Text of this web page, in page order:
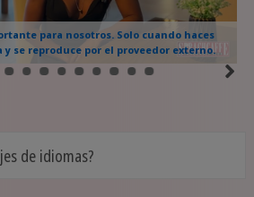
para nosotros. Solo cuando haces
y se reproduce por el proveedor externo.
de idiomas?